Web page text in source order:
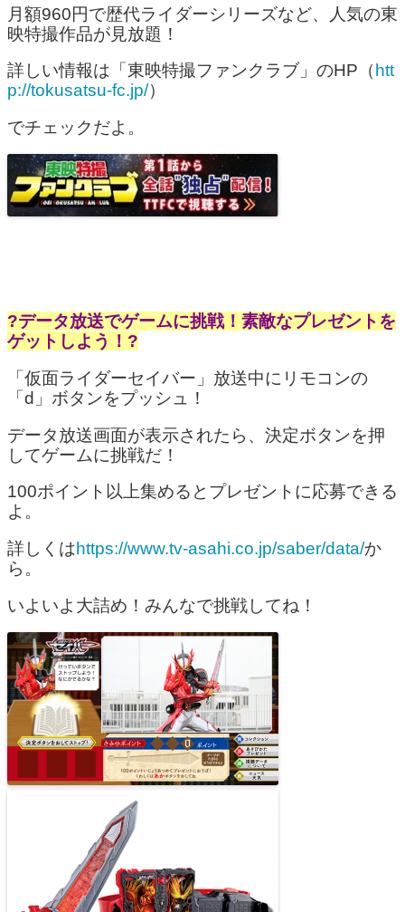
月額960円で歴代ライダーシリーズなど、人気の東
映特撮作品が見放題！
詳しい情報は「東映特撮ファンクラブ」のHP（ htt
p://tokusatsu-fc.jp/）
でチェックだよ。
?データ放送でゲームに挑戦！素敵なプレゼントを
ゲットしよう！?
「仮面ライダーセイバー」放送中にリモコンの
「d」ボタンをプッシュ！
データ放送画面が表示されたら、決定ボタンを押
してゲームに挑戦だ！
100ポイント以上集めるとプレゼントに応募できる
よ。
詳しくはhttps://www.tv-asahi.co.jp/saber/data/か
ら。
いよいよ大詰め！みんなで挑戦してね！